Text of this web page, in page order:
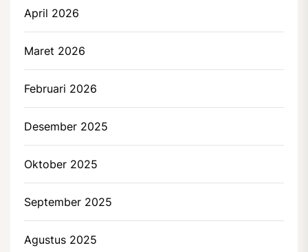
April 2026
Maret 2026
Februari 2026
Desember 2025
Oktober 2025
September 2025
Agustus 2025